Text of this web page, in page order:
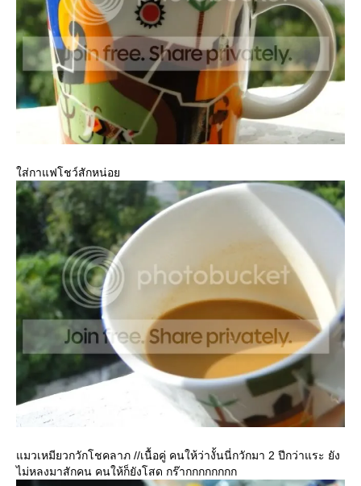
ส่กาแฟโชว์สักหน่อ
มวเหมียวกวักโชคลาภ //เนื้อคู่ คนให้ว่างั้นนี่กวักมา 2 ปีกว่าแระ ยัง
ไม่หลงมาสักคน คนให้ก็ยังโสด กร๊ากกกกกกกก